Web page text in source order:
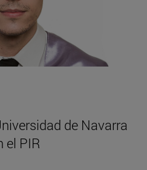
de Navarra
el PIR